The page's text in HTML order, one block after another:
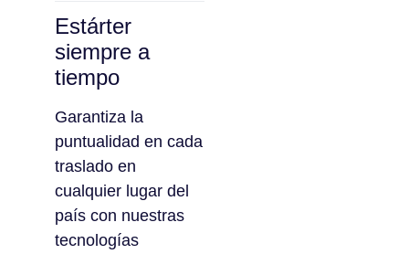
Estárter
siempre a
tiempo
Garantiza la
puntualidad en cada
traslado en
cualquier lugar del
país con nuestras
tecnologías